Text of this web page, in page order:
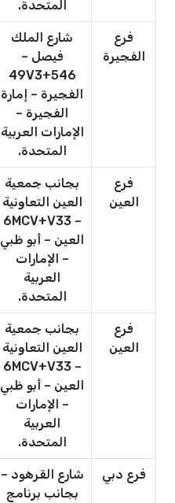
المتحدة.
فرع
الفجيرة
شارع الملك
فيصل –
49V3+546
الفجيرة – إمارة
الفجيرة –
الإمارات العربية
المتحدة.
فرع
العين
بجانب جمعية
العين التعاونية
– 6MCV+V33
العين – أبو ظبي
– الإمارات
العربية
المتحدة.
فرع
العين
بجانب جمعية
العين التعاونية
– 6MCV+V33
العين – أبو ظبي
– الإمارات
العربية
المتحدة.
فرع دبي
شارع القرهود –
بجانب برنامج